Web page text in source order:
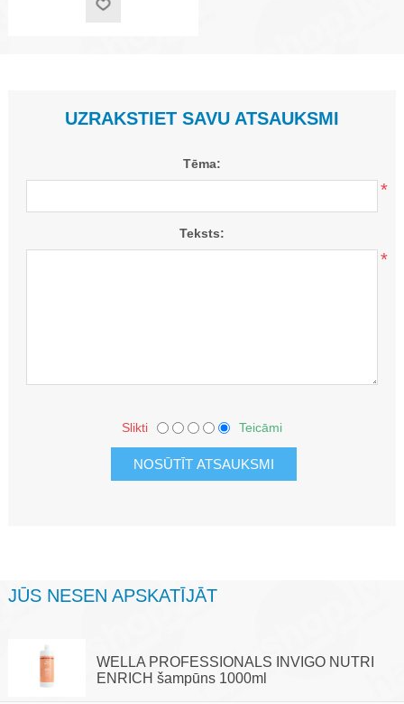
UZRAKSTIET SAVU ATSAUKSMI
Tēma:
*
Teksts:
*
Slikti Teicāmi
JŪS NESEN APSKATĪJĀT
WELLA PROFESSIONALS INVIGO NUTRI
ENRICH šampūns 1000ml